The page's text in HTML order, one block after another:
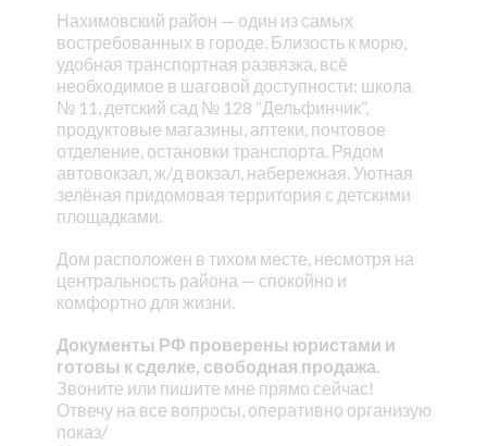
Нахимовский район — один из самых
востребованных в городе. Близость к морю,
удобная транспортная развязка, всё
необходимое в шаговой доступности: школа
№ 11, детский сад № 128 “Дельфинчик”,
продуктовые магазины, аптеки, почтовое
отделение, остановки транспорта. Рядом
автовокзал, ж/д вокзал, набережная. Уютная
зелёная придомовая территория с детскими
площадками.
Дом расположен в тихом месте, несмотря на
центральность района — спокойно и
комфортно для жизни.
Документы РФ проверены юристами и
готовы к сделке, свободная продажа.
Звоните или пишите мне прямо сейчас!
Отвечу на все вопросы, оперативно организую
показ/